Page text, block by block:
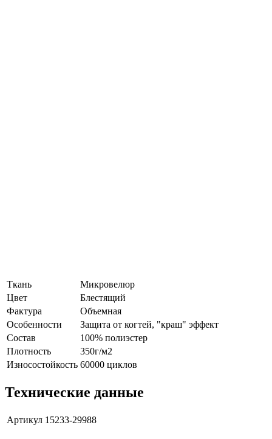
Ткань
Микровелюр
Цвет
Блестящий
Фактура
Объемная
Особенности
Защита от когтей, "краш" эффект
Состав
100% полиэстер
Плотность
350г/м2
Износостойкость 60000 циклов
Технические данные
Артикул 15233-29988